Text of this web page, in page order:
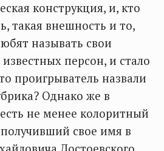
конструкция, и, кто
такая внешность и то,
называть свои
персон, и стало
проигрыватель назвали
Однако же в
не менее колоритный
свое имя в